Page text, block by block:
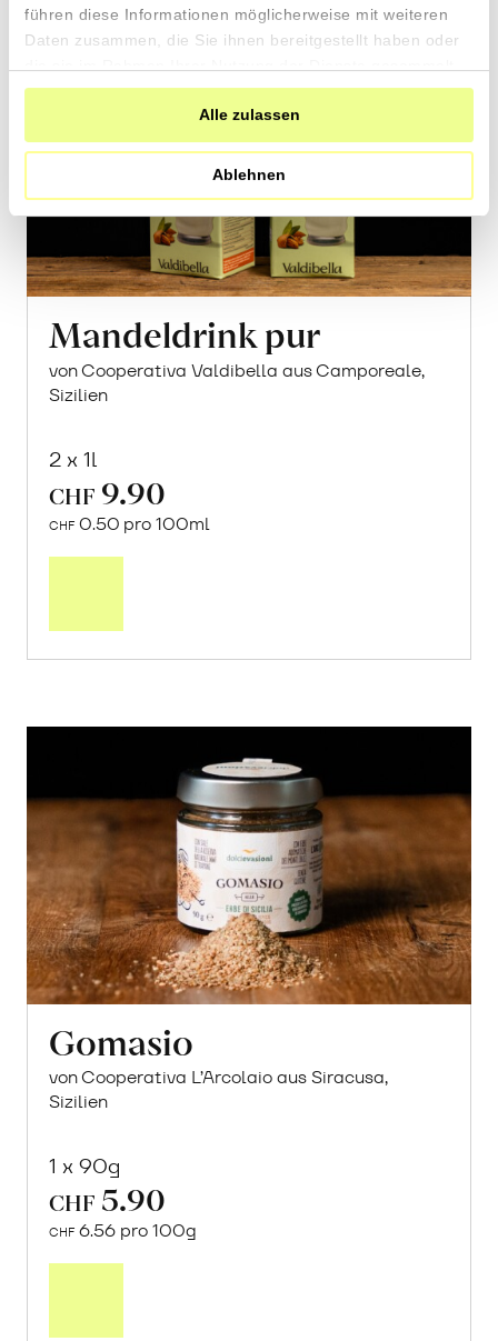
führen diese Informationen möglicherweise mit weiteren
Daten zusammen, die Sie ihnen bereitgestellt haben oder
haben.
Alle zulassen
Ablehnen
Mandeldrink pur
von Cooperativa Valdibella aus Camporeale,
Sizilien
2 x 1l
CHF 9.90
CHF 0.50 pro 100ml
Gomasio
von Cooperativa L’Arcolaio aus Siracusa,
Sizilien
1 x 90g
CHF 5.90
CHF 6.56 pro 100g